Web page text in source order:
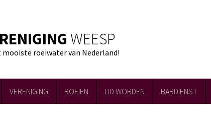
WEESP
roeiwater van Nederland!
VERENIGING ROEIEN LID WORDEN BARDIENST